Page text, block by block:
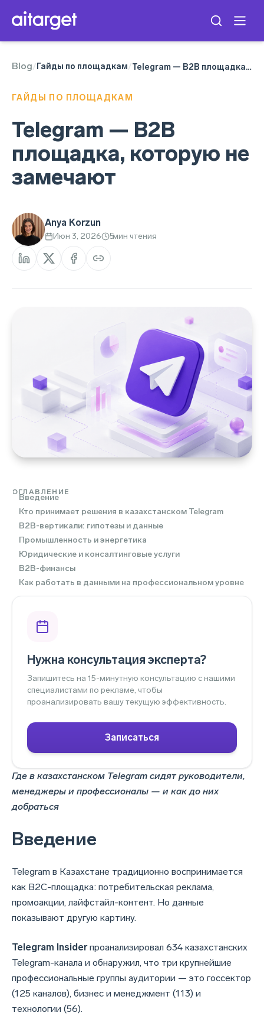
Blog/Гайды по площадкам/ Telegram — B2B площадка, которую не замечают
ГАЙДЫ ПО ПЛОЩАДКАМ
Telegram Ads
Telegram — B2B
площадка, которую не
замечают
Anya Korzun
Июн 3, 2026 5мин чтения
ОГЛАВЛЕНИЕ
Введение
Кто принимает решения в казахстанском Telegram
B2B-вертикали: гипотезы и данные
Промышленность и энергетика
Юридические и консалтинговые услуги
B2B-финансы
Как работать в данными на профессиональном уровне
Нужна консультация эксперта?
Запишитесь на 15-минутную консультацию с нашими
специалистами по рекламе, чтобы
проанализировать вашу текущую эффективность.
Записаться
Где в казахстанском Telegram сидят руководители,
менеджеры и профессионалы — и как до них
добраться
Введение
Telegram в Казахстане традиционно воспринимается
как B2C-площадка: потребительская реклама,
промоакции, лайфстайл-контент. Но данные
показывают другую картину.
Telegram Insiderпроанализировал 634 казахстанских
Telegram-канала и обнаружил, что три крупнейшие
профессиональные группы аудитории — это госсектор
(125 каналов), бизнес и менеджмент (113) и
технологии (56).